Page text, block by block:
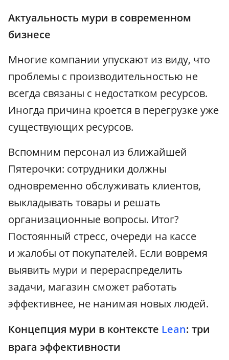
Актуальность мури в современном
бизнесе
Многие компании упускают из виду, что
проблемы с производительностью не
всегда связаны с недостатком ресурсов.
Иногда причина кроется в перегрузке уже
существующих ресурсов.
Вспомним персонал из ближайшей
Пятерочки: сотрудники должны
одновременно обслуживать клиентов,
выкладывать товары и решать
организационные вопросы. Итог?
Постоянный стресс, очереди на кассе
и жалобы от покупателей. Если вовремя
выявить мури и перераспределить
задачи, магазин сможет работать
эффективнее, не нанимая новых людей.
Концепция мури в контексте Lean: три
врага эффективности